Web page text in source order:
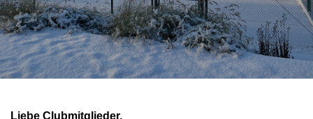
Mitglied werden!
Platzbuchung
Liebe Clubmitglieder,